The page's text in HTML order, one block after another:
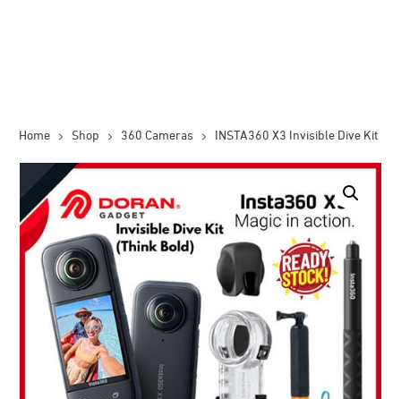
Home Shop 360 Cameras INSTA360 X3 Invisible Dive Kit